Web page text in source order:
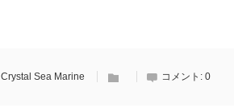
Crystal Sea Marine コメント: 0